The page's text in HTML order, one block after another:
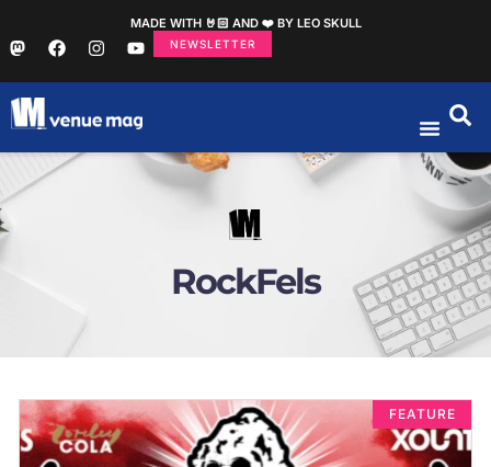
MADE WITH 🤘🏻 AND ❤️ BY LEO SKULL
NEWSLETTER
RockFels
FEATURE